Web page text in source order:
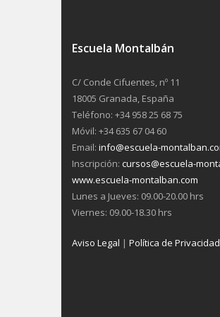
Escuela Montalbán
C/ Conde Cifuentes, nº 11
18005 Granada, España
Teléfono: +34 958 25 68 75
Móvil: +34 635 67 04 60
Email: info@escuela-
Inscripción: cursos@escuela-
www.escuela-montalban.com
Lunes a Jueves: 09.00-20.00 hrs
Viernes: 09.00-18.30 hrs
Aviso Legal | Política de Privacidad